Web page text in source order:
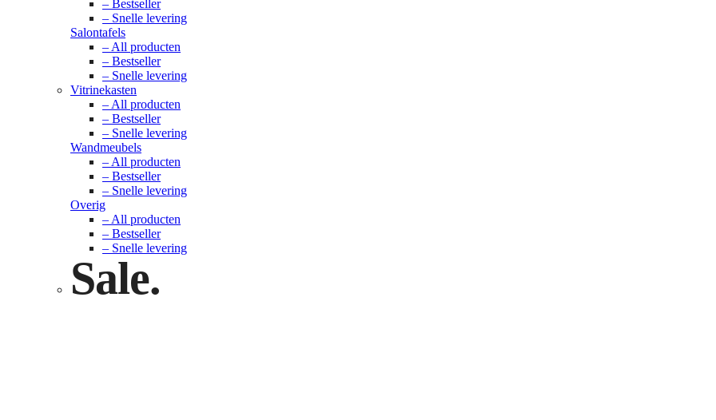
– Bestseller
– Snelle levering
Salontafels
– All producten
– Bestseller
– Snelle levering
Vitrinekasten
– All producten
– Bestseller
– Snelle levering
Wandmeubels
– All producten
– Bestseller
– Snelle levering
Overig
– All producten
– Bestseller
– Snelle levering
Sale.